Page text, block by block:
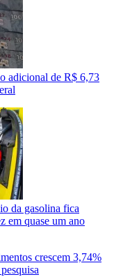
adicional de R$ 6,73
da gasolina fica
em quase um ano
crescem 3,74%